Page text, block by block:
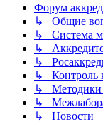
Форум
↳ Общие
↳ Система
↳
↳
↳ Контроль
↳ Методики
↳
↳ Новости